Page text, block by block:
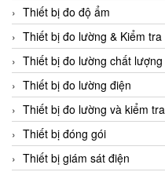
CEQUBE
CHAUVIN ARNOUX
Checkline
Chino
Chiyoda Seiki
Chiyoda-Tsusho
Chongqing Huaneng
Thiết bị đo độ ẩm
Thiết bị đo lường & Kiểm tra
Thiết bị đo lường chất lượng
Thiết bị đo lường điện
Thiết bị đo lường và kiểm tra
Thiết bị đóng gói
Thiết bị giám sát điện